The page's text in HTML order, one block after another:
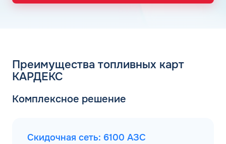
Преимущества топливных карт
КАРДЕКС
Комплексное решение
Скидочная сеть: 6100 АЗС